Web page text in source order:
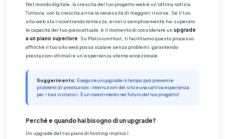
Nel mondo digitale, la crescita del tuo progetto web è un'ottima notizia.
Tuttavia, con la crescita arriva la necessità di maggiori risorse. Se il tuo
sito web sta riscontrando lentezza, errori o semplicemente hai superato
le capacità del tuo piano attuale, è il momento di considerare un upgrade
a un piano superiore . Su PlatiniumHost, ti facilitiamo questo processo
affinché il tuo sito web possa scalare senza problemi, garantendo
prestazioni ottimali e un'esperienza utente eccezionale.
Suggerimento: Eseguire un upgrade in tempo può prevenire
problemi di prestazioni, interruzioni del sito e una cattiva esperienza
per i tuoi visitatori. È un investimento nel futuro del tuo progetto!
Perché e quando hai bisogno di un upgrade?
Un upgrade del tuo piano di hosting implica l